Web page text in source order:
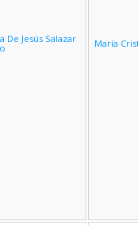
De Jesús Salazar
María